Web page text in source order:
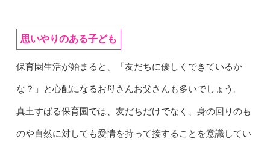
思いやりのある子ども
保育園生活が始まると、「友だちに優しくできているか
な？」と心配になるお母さんお父さんも多いでしょう。
真土すばる保育園では、友だちだけでなく、身の回りのも
のや自然に対しても愛情を持って接することを意識してい